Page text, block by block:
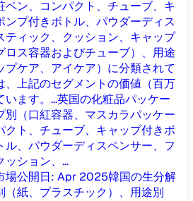
ペン、コンパクト、チューブ、キ
ンプ付きボトル、パウダーディス
ティック、クッション、キャップ
ロス容器およびチューブ）、用途
プケア、アイケア）に分類されて
、上記のセグメントの価値（百万
ます。...英国の化粧品パッケー
別（口紅容器、マスカラパッケー
クト、チューブ、キャップ付きボ
ル、パウダーディスペンサー、フ
ッション、...
場公開日: Apr 2025韓国の生分解
（紙、プラスチック）、用途別